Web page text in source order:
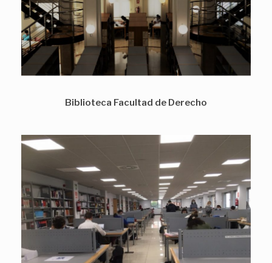
Biblioteca Facultad de Derecho